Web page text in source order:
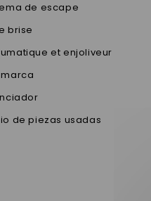
de escape
brise
et enjoliveur
de piezas usadas